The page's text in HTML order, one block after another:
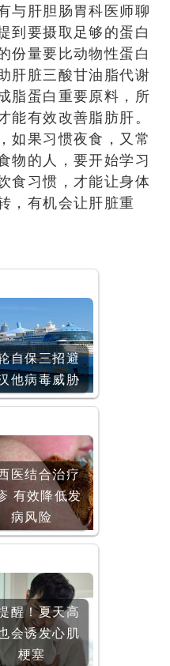
与肝胆肠胃科医师聊
到要摄取足够的蛋白
份量要比动物性蛋白
肝脏三酸甘油脂代谢
脂蛋白重要原料，所
能有效改善脂肪肝。
如果习惯夜食，又常
物的人，要开始学习
食习惯，才能让身体
，有机会让肝脏重
自保三招避
他病毒威胁
医结合治疗
有效降低发
病风险
醒！夏天高
会诱发心肌
梗塞